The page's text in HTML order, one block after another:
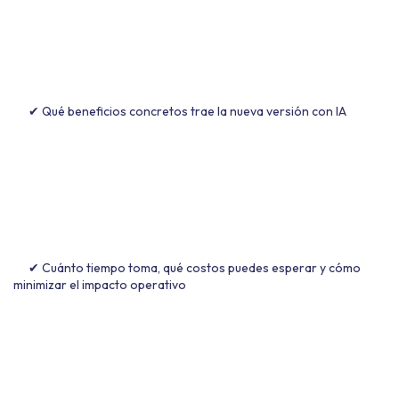
✔ Qué beneficios concretos trae la nueva versión con IA
✔ Cuánto tiempo toma, qué costos puedes esperar y cómo
minimizar el impacto operativo